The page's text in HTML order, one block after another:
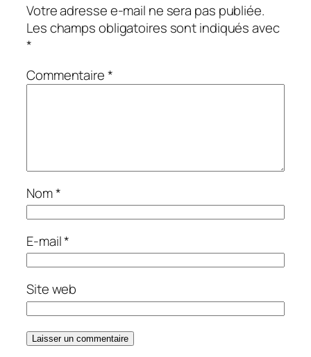
Votre adresse e-mail ne sera pas publiée.
Les champs obligatoires sont indiqués avec
*
Commentaire*
Nom*
E-mail*
Site web